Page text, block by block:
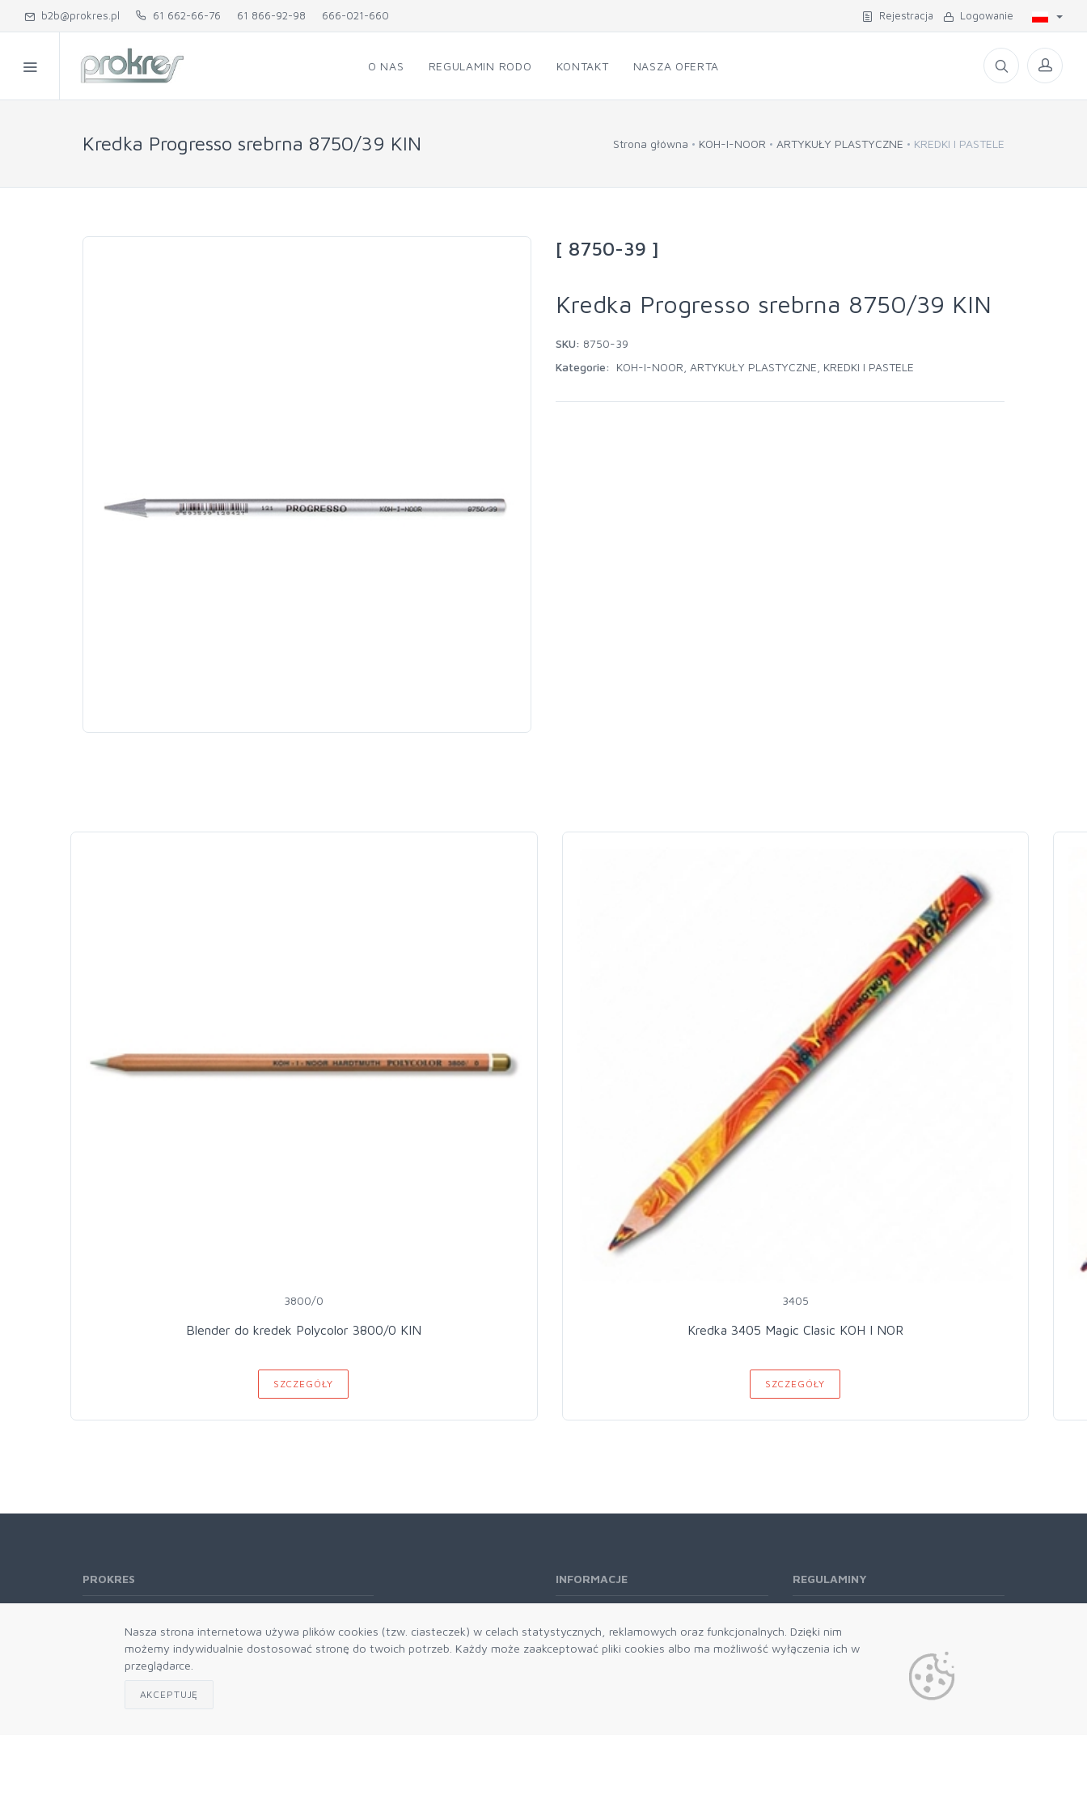
Nasza strona internetowa używa plików cookies (tzw. ciasteczek) w celach statystycznych, reklamowych oraz funkcjonalnych. Dzięki nim
możemy indywidualnie dostosować stronę do twoich potrzeb. Każdy może zaakceptować pliki cookies albo ma możliwość wyłączenia ich w
przeglądarce.
AKCEPTUJĘ
b2b@prokres.pl 61 662-66-76 61 866-92-98 666-021-660 Rejestracja Logowanie
O NAS REGULAMIN RODO KONTAKT NASZA OFERTA
Kredka Progresso srebrna 8750/39 KIN Strona główna KOH-I-NOOR ARTYKUŁY PLASTYCZNE KREDKI I PASTELE
[ 8750-39 ]
Kredka Progresso srebrna 8750/39 KIN
SKU: 8750-39
Kategorie:
KOH-I-NOOR ARTYKUŁY PLASTYCZNE KREDKI I PASTELE
3800/0
Blender do kredek Polycolor 3800/0 KIN
SZCZEGÓŁY
3405
Kredka 3405 Magic Clasic KOH I NOR
SZCZEGÓŁY
PROKRES
61 866-92-98
666-021-660
Dział handlowy email: prokres@prokres.pl
INFORMACJE
Kontakt
REGULAMINY